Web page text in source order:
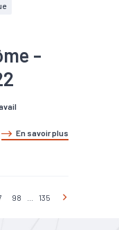
-
En savoir plus
98 135